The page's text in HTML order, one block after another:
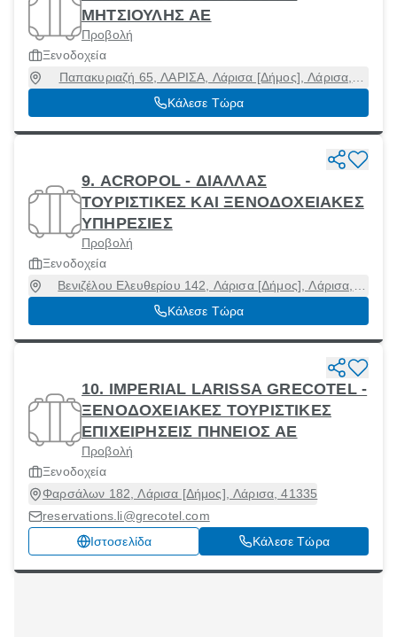
ΜΗΤΣΙΟΥΛΗΣ ΑΕ
Προβολή
Ξενοδοχεία
Παπακυριαζή 65, ΛΑΡΙΣΑ, Λάρισα [Δήμος], Λάρισα,
41222
Κάλεσε Τώρα
9. ACROPOL - ΔΙΑΛΛΑΣ
ΤΟΥΡΙΣΤΙΚΕΣ ΚΑΙ ΞΕΝΟΔΟΧΕΙΑΚΕΣ
ΥΠΗΡΕΣΙΕΣ
Προβολή
Ξενοδοχεία
Βενιζέλου Ελευθερίου 142, Λάρισα [Δήμος], Λάρισα,
41222
Κάλεσε Τώρα
10. IMPERIAL LARISSA GRECOTEL -
ΞΕΝΟΔΟΧΕΙΑΚΕΣ ΤΟΥΡΙΣΤΙΚΕΣ
ΕΠΙΧΕΙΡΗΣΕΙΣ ΠΗΝΕΙΟΣ ΑΕ
Προβολή
Ξενοδοχεία
Φαρσάλων 182, Λάρισα [Δήμος], Λάρισα, 41335
reservations.li@grecotel.com
Ιστοσελίδα
Κάλεσε Τώρα